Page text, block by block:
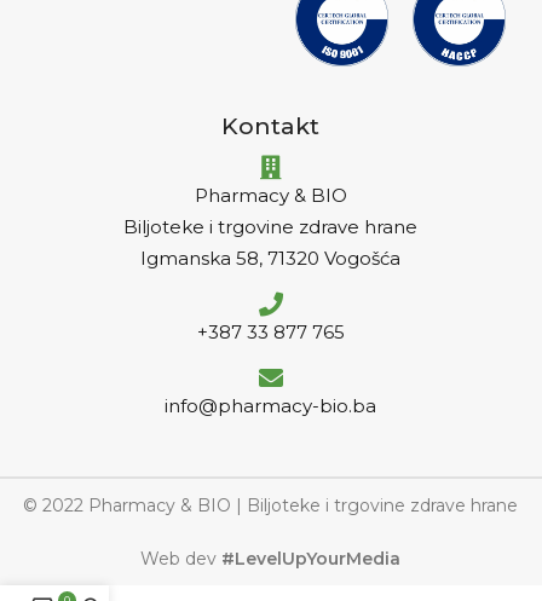
Kontakt
Pharmacy & BIO
Biljoteke i trgovine zdrave hrane
Igmanska 58, 71320 Vogošća
+387 33 877 765
info@pharmacy-bio.ba
© 2022 Pharmacy & BIO | Biljoteke i trgovine zdrave hrane
Web dev #LevelUpYourMedia